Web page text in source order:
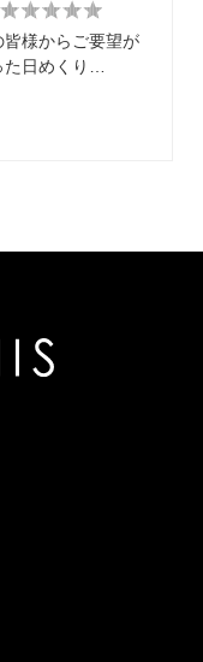
皆様からご要望が
た日めくり…